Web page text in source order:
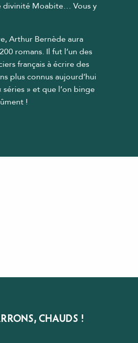
divinité Moabite… Vous y
Arthur Bernède aura
romans. Il fut l’un des
français à écrire des
plus connus aujourd’hui
séries » et que l’on binge
!
CHAUDS !